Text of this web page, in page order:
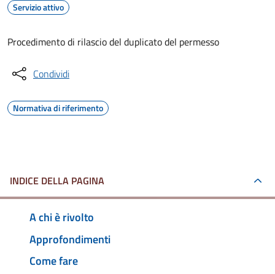
Servizio attivo
Procedimento di rilascio del duplicato del permesso
Condividi
Normativa di riferimento
INDICE DELLA PAGINA
A chi è rivolto
Approfondimenti
Come fare